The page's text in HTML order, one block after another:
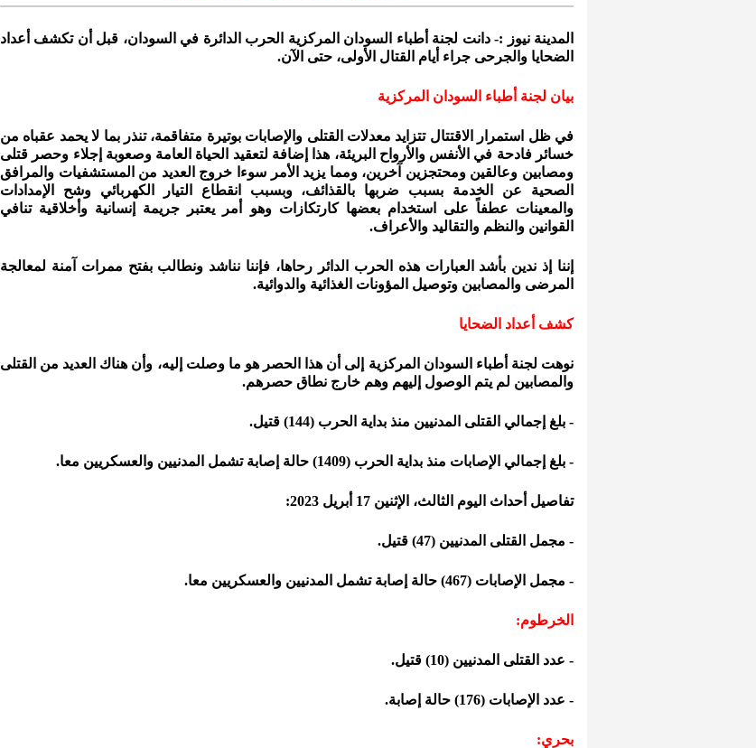
المدينة نيوز :- دانت لجنة أطباء السودان المركزية الحرب الدائرة في السودان، قبل أن تكشف أعداد
الضحايا والجرحى جراء أيام القتال الأولى، حتى الآن.
بيان لجنة أطباء السودان المركزية
في ظل استمرار الاقتتال تتزايد معدلات القتلى والإصابات بوتيرة متفاقمة، تنذر بما لا يحمد عقباه من
خسائر فادحة في الأنفس والأرواح البريئة، هذا إضافة لتعقيد الحياة العامة وصعوبة إجلاء وحصر قتلى
ومصابين وعالقين ومحتجزين آخرين، ومما يزيد الأمر سوءا خروج العديد من المستشفيات والمرافق
الصحية عن الخدمة بسبب ضربها بالقذائف، وبسبب انقطاع التيار الكهربائي وشح الإمدادات
والمعينات عطفاً على استخدام بعضها كارتكازات وهو أمر يعتبر جريمة إنسانية وأخلاقية تنافي
القوانين والنظم والتقاليد والأعراف.
إننا إذ ندين بأشد العبارات هذه الحرب الدائر رحاها، فإننا نناشد ونطالب بفتح ممرات آمنة لمعالجة
المرضى والمصابين وتوصيل المؤونات الغذائية والدوائية.
كشف أعداد الضحايا
نوهت لجنة أطباء السودان المركزية إلى أن هذا الحصر هو ما وصلت إليه، وأن هناك العديد من القتلى
والمصابين لم يتم الوصول إليهم وهم خارج نطاق حصرهم.
- بلغ إجمالي القتلى المدنيين منذ بداية الحرب (144) قتيل.
- بلغ إجمالي الإصابات منذ بداية الحرب (1409) حالة إصابة تشمل المدنيين والعسكريين معا.
تفاصيل أحداث اليوم الثالث، الإثنين 17 أبريل 2023:
- مجمل القتلى المدنيين (47) قتيل.
- مجمل الإصابات (467) حالة إصابة تشمل المدنيين والعسكريين معا.
الخرطوم:
- عدد القتلى المدنيين (10) قتيل.
- عدد الإصابات (176) حالة إصابة.
بحري: